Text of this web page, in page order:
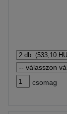
csomag